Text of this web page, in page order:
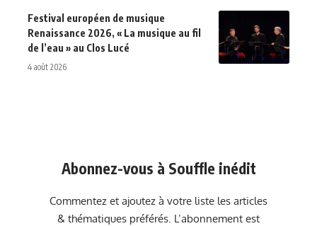
Festival européen de musique
Renaissance 2026, « La musique au fil
de l’eau » au Clos Lucé
4 août 2026
Abonnez-vous à Souffle inédit
Commentez et ajoutez à votre liste les articles
& thématiques préférés. L’abonnement est